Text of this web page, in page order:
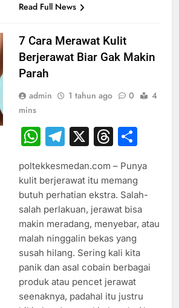
Read Full News
7 Cara Merawat Kulit
Berjerawat Biar Gak Makin
Parah
admin 1 tahun ago 0
4
mins
WhatsApp
Telegram
X
poltekkesmedan.com – Punya
kulit berjerawat itu memang
butuh perhatian ekstra. Salah-
salah perlakuan, jerawat bisa
makin meradang, menyebar, atau
malah ninggalin bekas yang
susah hilang. Sering kali kita
panik dan asal cobain berbagai
produk atau pencet jerawat
seenaknya, padahal itu justru